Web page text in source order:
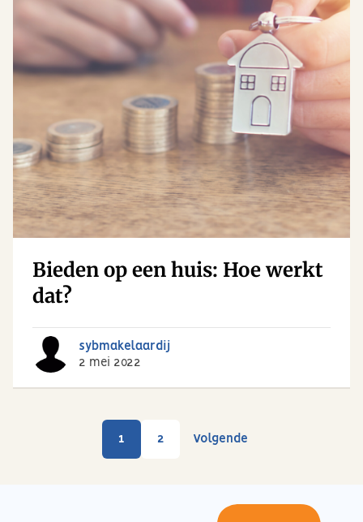
Bieden op een huis: Hoe werkt
dat?
sybmakelaardij
2 mei 2022
1 2 Volgende